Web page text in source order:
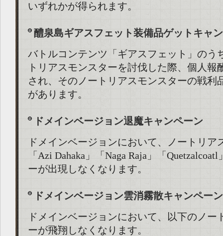
いずれかが得られます。
醴泉島ギアスフェット装備品ゲットキャ
バトルコンテンツ「ギアスフェット」のう
トリアスモンスターを討伐した際、個人報
され、そのノートリアスモンスターの戦利
があります。
ドメインベージョン退魔キャンペーン
ドメインベージョンにおいて、ノートリア
「Azi Dahaka」「Naga Raja」「
ーが出現しなくなります。
ドメインベージョン雲消霧散キャンペーン
ドメインベージョンにおいて、以下のノー
ーが飛翔しなくなります。